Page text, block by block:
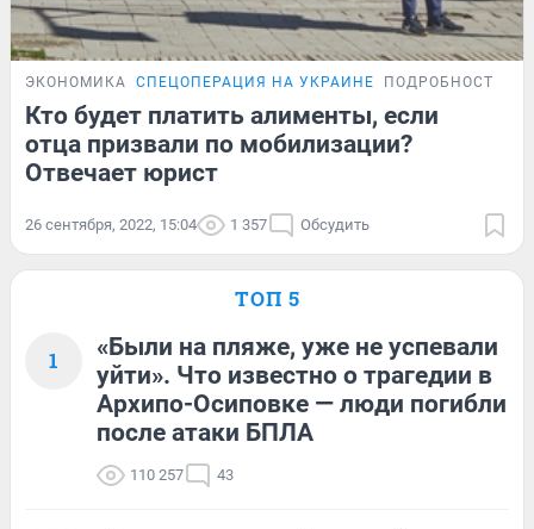
ЭКОНОМИКА СПЕЦОПЕРАЦИЯ НА УКРАИНЕ ПОДРОБНОСТИ
Кто будет платить алименты, если
отца призвали по мобилизации?
Отвечает юрист
26 сентября, 2022, 15:04 1 357 Обсудить
ТОП 5
1
«Были на пляже, уже не успевали
уйти». Что известно о трагедии в
Архипо-Осиповке — люди погибли
после атаки БПЛА
110 257 43